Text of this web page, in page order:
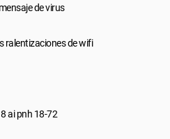
de virus
ralentizaciones de wifi
ai pnh 18-72